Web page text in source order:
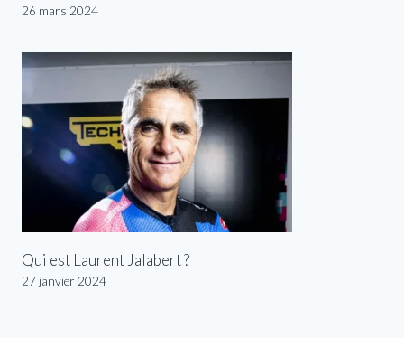
26 mars 2024
Qui est Laurent Jalabert ?
27 janvier 2024